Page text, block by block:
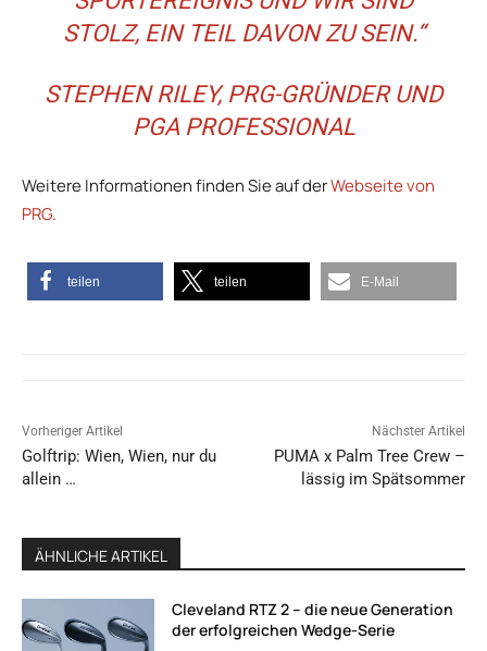
STOLZ, EIN TEIL DAVON ZU SEIN.“
STEPHEN RILEY, PRG-GRÜNDER UND
PGA PROFESSIONAL
Weitere Informationen finden Sie auf derWebseite von
PRG.
teilen teilen E-Mail
Vorheriger Artikel
Golftrip: Wien, Wien, nur du
allein …
Nächster Artikel
PUMA x Palm Tree Crew –
lässig im Spätsommer
ÄHNLICHE ARTIKEL
Cleveland RTZ 2 – die neue Generation
der erfolgreichen Wedge-Serie